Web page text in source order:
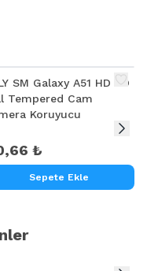
SM Galaxy A51 HD 3D
Tempered Cam
Koruyucu
₺
Sepete Ekle